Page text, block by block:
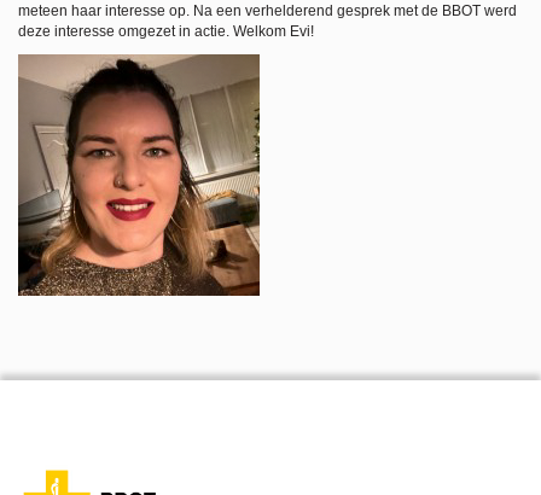
meteen haar interesse op. Na een verhelderend gesprek met de BBOT werd
deze interesse omgezet in actie. Welkom Evi!